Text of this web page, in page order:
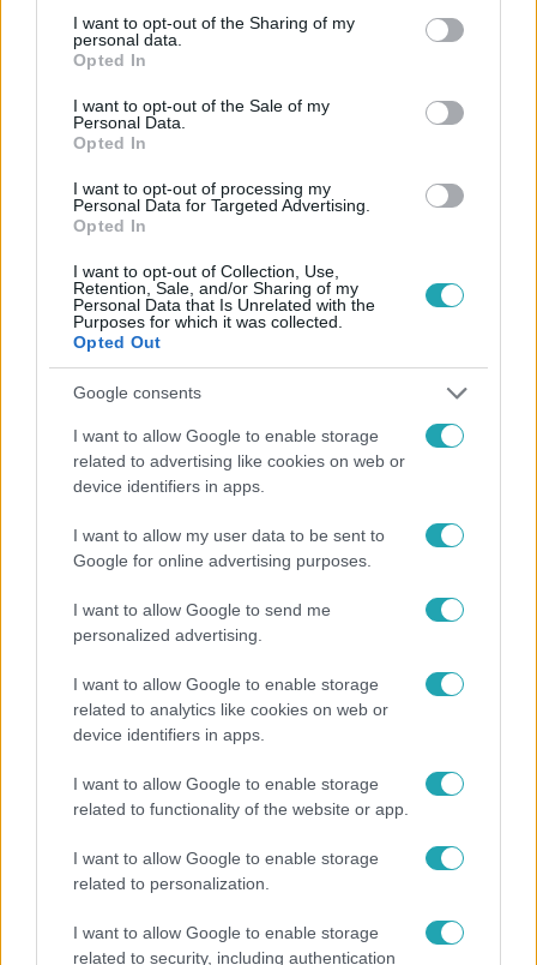
not limited to your visit or usage behaviour. You may click to
grant or deny consent to Google and its third-party tags to
use your data for below specified purposes in below Google
consent section.
I want to opt-out of the Sharing of my
personal data.
Opted In
I want to opt-out of the Sale of my
Personal Data.
Opted In
I want to opt-out of processing my
Personal Data for Targeted Advertising.
Opted In
I want to opt-out of Collection, Use,
Retention, Sale, and/or Sharing of my
Personal Data that Is Unrelated with the
Purposes for which it was collected.
Opted Out
Google consents
I want to allow Google to enable storage
related to advertising like cookies on web or
device identifiers in apps.
I want to allow my user data to be sent to
Google for online advertising purposes.
I want to allow Google to send me
personalized advertising.
I want to allow Google to enable storage
related to analytics like cookies on web or
device identifiers in apps.
I want to allow Google to enable storage
related to functionality of the website or app.
I want to allow Google to enable storage
related to personalization.
I want to allow Google to enable storage
related to security, including authentication
1:25
Ők a Tonix Honix: két 14 éves
hódították meg az X-Faktort
Mi a helyzet (Saját rap)